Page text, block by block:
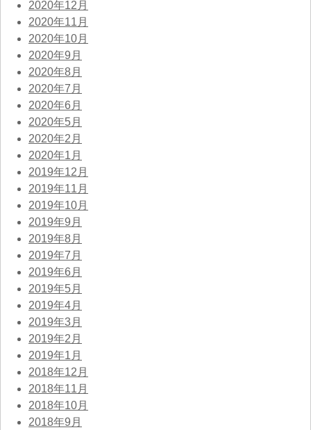
2020年12月
2020年11月
2020年10月
2020年9月
2020年8月
2020年7月
2020年6月
2020年5月
2020年2月
2020年1月
2019年12月
2019年11月
2019年10月
2019年9月
2019年8月
2019年7月
2019年6月
2019年5月
2019年4月
2019年3月
2019年2月
2019年1月
2018年12月
2018年11月
2018年10月
2018年9月